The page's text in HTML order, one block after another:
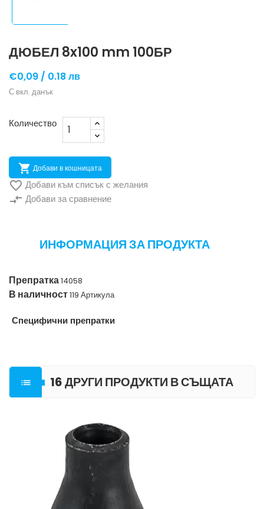
ДЮБЕЛ 8x100 mm 100БР
€0,09 / 0.18 лв
С вкл. данък
Количество
 Добави в кошницата
 Добави към списък с желания
compare_arrows Добави за сравнение
ИНФОРМАЦИЯ ЗА ПРОДУКТА
Препратка14058
В наличност119 Артикула
Специфични препратки

16 ДРУГИ ПРОДУКТИ В СЪЩАТА